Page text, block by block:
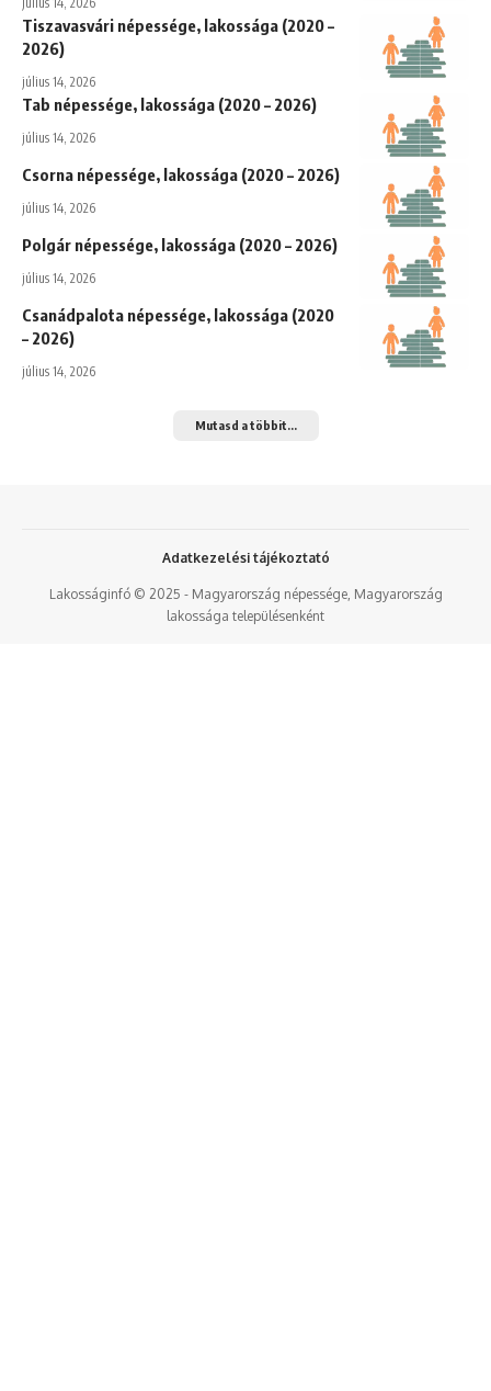
Tiszavasvári népessége, lakossága (2020 –
2026)
július 14, 2026
Tab népessége, lakossága (2020 – 2026)
július 14, 2026
Csorna népessége, lakossága (2020 – 2026)
július 14, 2026
Polgár népessége, lakossága (2020 – 2026)
július 14, 2026
Csanádpalota népessége, lakossága (2020
– 2026)
július 14, 2026
Mutasd a többit...
Lakosságinfó © 2025 - Magyarország népessége, Magyarország
lakossága településenként
Adatkezelési tájékoztató